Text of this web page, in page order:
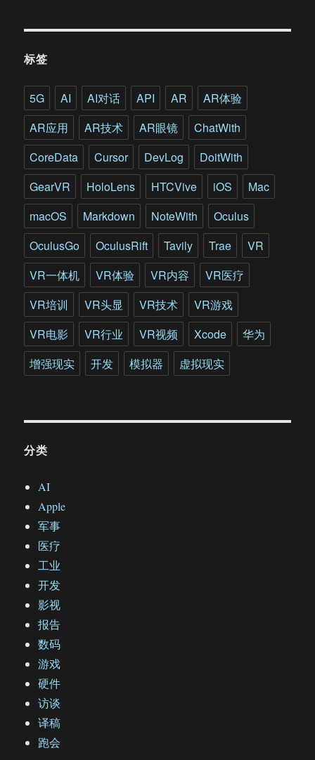
标签
5G AI AI对话 API AR
AR体验
AR应用
AR技术 AR眼镜
ChatWith
CoreData
Cursor DevLog
DoitWith
GearVR
HoloLens HTCVive iOS
Mac
macOS
Markdown NoteWith
Oculus
OculusGo
OculusRift Tavily Trae
VR
VR一体机
VR体验 VR内容
VR医疗
VR培训
VR头显 VR技术
VR游戏
VR电影
VR行业 VR视频 Xcode
华为
增强现实
开发 模拟器 虚拟现实
分类
AI
Apple
军事
医疗
工业
开发
影视
报告
数码
游戏
硬件
访谈
译稿
跑会